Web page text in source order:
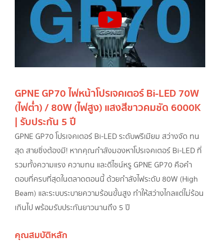
GPNE GP70 ไฟหน้าโปรเจคเตอร์ Bi-LED 70W
(ไฟต่ำ) / 80W (ไฟสูง) แสงสีขาวคมชัด 6000K
| รับประกัน 5 ปี
GPNE GP70 โปรเจคเตอร์ Bi-LED ระดับพรีเมียม สว่างจัด ทน
สุด สายซิ่งต้องมี! หากคุณกำลังมองหาโปรเจคเตอร์ Bi-LED ที่
รวมทั้งความแรง ความทน และดีไซน์หรู GPNE GP70 คือคำ
ตอบที่ครบที่สุดในตลาดตอนนี้ ด้วยกำลังไฟระดับ 80W (High
Beam) และระบบระบายความร้อนขั้นสูง ทำให้สว่างไกลแต่ไม่ร้อน
เกินไป พร้อมรับประกันยาวนานถึง 5 ปี
คุณสมบัติหลัก